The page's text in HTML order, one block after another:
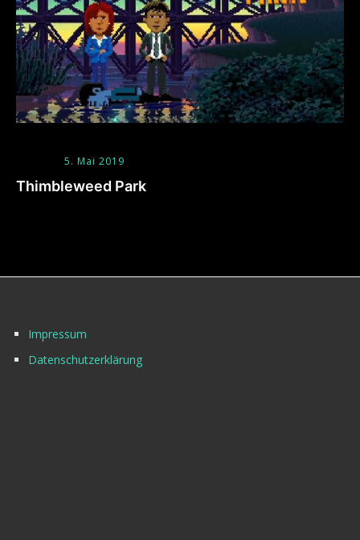
5. Mai 2019
Thimbleweed Park
Impressum
Datenschutzerklärung